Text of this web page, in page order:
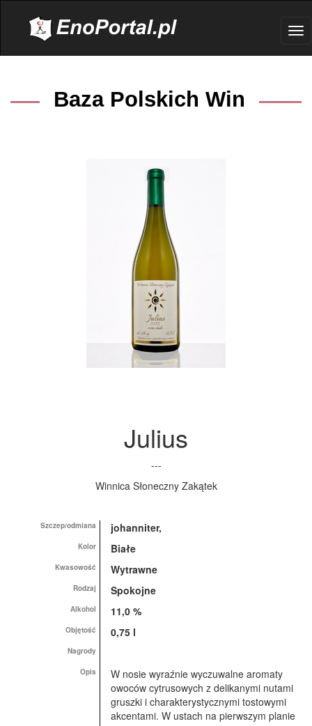
Baza Polskich Win
Julius
---
Winnica Słoneczny Zakątek
Szczep/odmiana johanniter,
Kolor Białe
Kwasowość Wytrawne
Rodzaj Spokojne
Alkohol 11,0 %
Objętość 0,75 l
Nagrody
Opis
W nosie wyraźnie wyczuwalne aromaty
owoców cytrusowych z delikanymi nutami
gruszki i charakterystycznymi tostowymi
akcentami. W ustach na pierwszym planie